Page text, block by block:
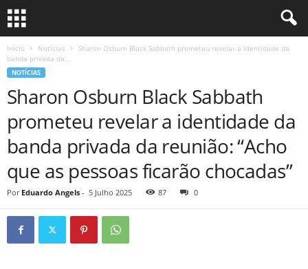
Início Notícias
Sharon Osburn Black Sabbath prometeu revelar a identidade da
banda privada da...
NOTÍCIAS
Sharon Osburn Black Sabbath
prometeu revelar a identidade da
banda privada da reunião: “Acho
que as pessoas ficarão chocadas”
Por Eduardo Angels - 5 Julho 2025 87 0